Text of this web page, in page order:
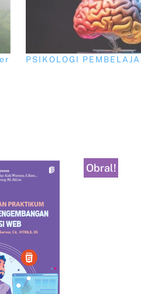
PSIKOLOGI
Obral!